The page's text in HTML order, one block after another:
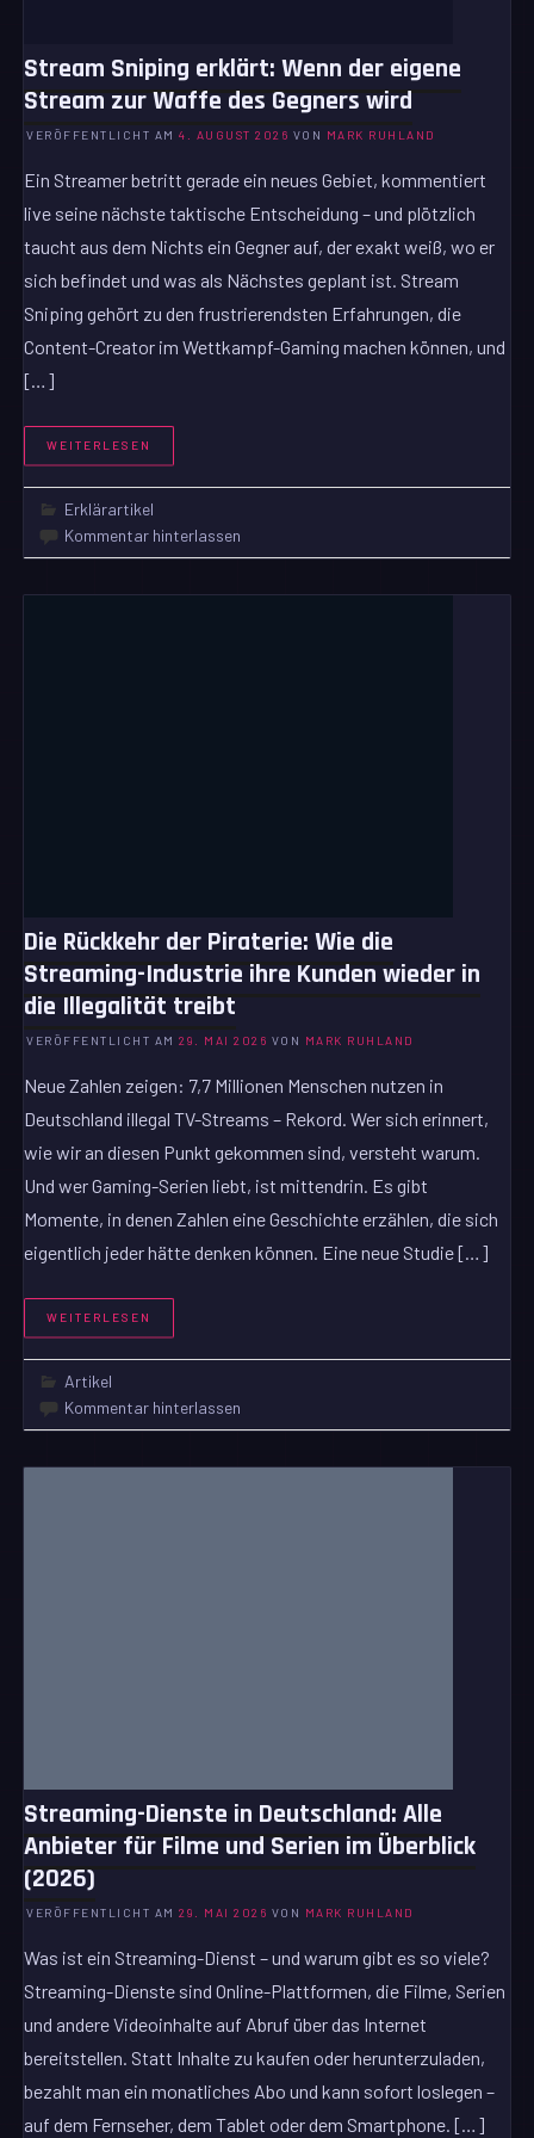
Stream Sniping erklärt: Wenn der eigene
Stream zur Waffe des Gegners wird
VERÖFFENTLICHT AM4. AUGUST 2026 VON MARK RUHLAND
Ein Streamer betritt gerade ein neues Gebiet, kommentiert
live seine nächste taktische Entscheidung – und plötzlich
taucht aus dem Nichts ein Gegner auf, der exakt weiß, wo er
sich befindet und was als Nächstes geplant ist. Stream
Sniping gehört zu den frustrierendsten Erfahrungen, die
Content-Creator im Wettkampf-Gaming machen können, und
[…]
WEITERLESEN
Erklärartikel
Kommentar hinterlassen
Die Rückkehr der Piraterie: Wie die
Streaming-Industrie ihre Kunden wieder in
die Illegalität treibt
VERÖFFENTLICHT AM29. MAI 2026 VON MARK RUHLAND
Neue Zahlen zeigen: 7,7 Millionen Menschen nutzen in
Deutschland illegal TV-Streams – Rekord. Wer sich erinnert,
wie wir an diesen Punkt gekommen sind, versteht warum.
Und wer Gaming-Serien liebt, ist mittendrin. Es gibt
Momente, in denen Zahlen eine Geschichte erzählen, die sich
eigentlich jeder hätte denken können. Eine neue Studie […]
WEITERLESEN
Artikel
Kommentar hinterlassen
Streaming-Dienste in Deutschland: Alle
Anbieter für Filme und Serien im Überblick
(2026)
VERÖFFENTLICHT AM29. MAI 2026 VON MARK RUHLAND
Was ist ein Streaming-Dienst – und warum gibt es so viele?
Streaming-Dienste sind Online-Plattformen, die Filme, Serien
und andere Videoinhalte auf Abruf über das Internet
bereitstellen. Statt Inhalte zu kaufen oder herunterzuladen,
bezahlt man ein monatliches Abo und kann sofort loslegen –
auf dem Fernseher, dem Tablet oder dem Smartphone. […]